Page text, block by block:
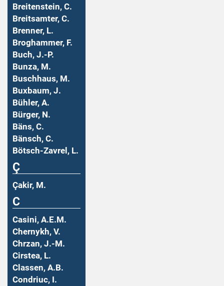
Breitenstein, C.
Breitsamter, C.
Brenner, L.
Broghammer, F.
Buch, J.-P.
Bunza, M.
Buschhaus, M.
Buxbaum, J.
Bühler, A.
Bürger, N.
Bäns, C.
Bänsch, C.
Bötsch-Zavrel, L.
Ç
Çakir, M.
C
Casini, A.E.M.
Chernykh, V.
Chrzan, J.-M.
Cirstea, L.
Classen, A.B.
Condriuc, I.